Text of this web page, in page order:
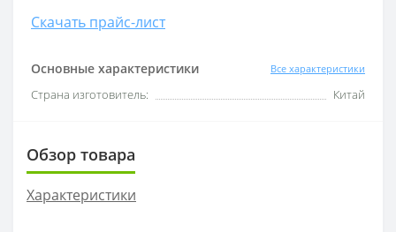
Основные характеристики Все характеристики
Страна изготовитель: Китай
Скачать прайс-лист
Обзор товара
Характеристики